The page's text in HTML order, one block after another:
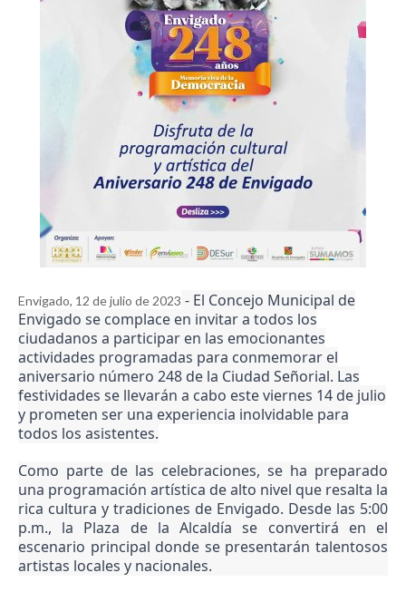
Envigado, 12 de julio de 2023 - El Concejo Municipal de
Envigado se complace en invitar a todos los
ciudadanos a participar en las emocionantes
actividades programadas para conmemorar el
aniversario número 248 de la Ciudad Señorial. Las
festividades se llevarán a cabo este viernes 14 de julio
y prometen ser una experiencia inolvidable para
todos los asistentes.
Como parte de las celebraciones, se ha preparado
una programación artística de alto nivel que resalta la
rica cultura y tradiciones de Envigado. Desde las 5:00
p.m., la Plaza de la Alcaldía se convertirá en el
escenario principal donde se presentarán talentosos
artistas locales y nacionales.